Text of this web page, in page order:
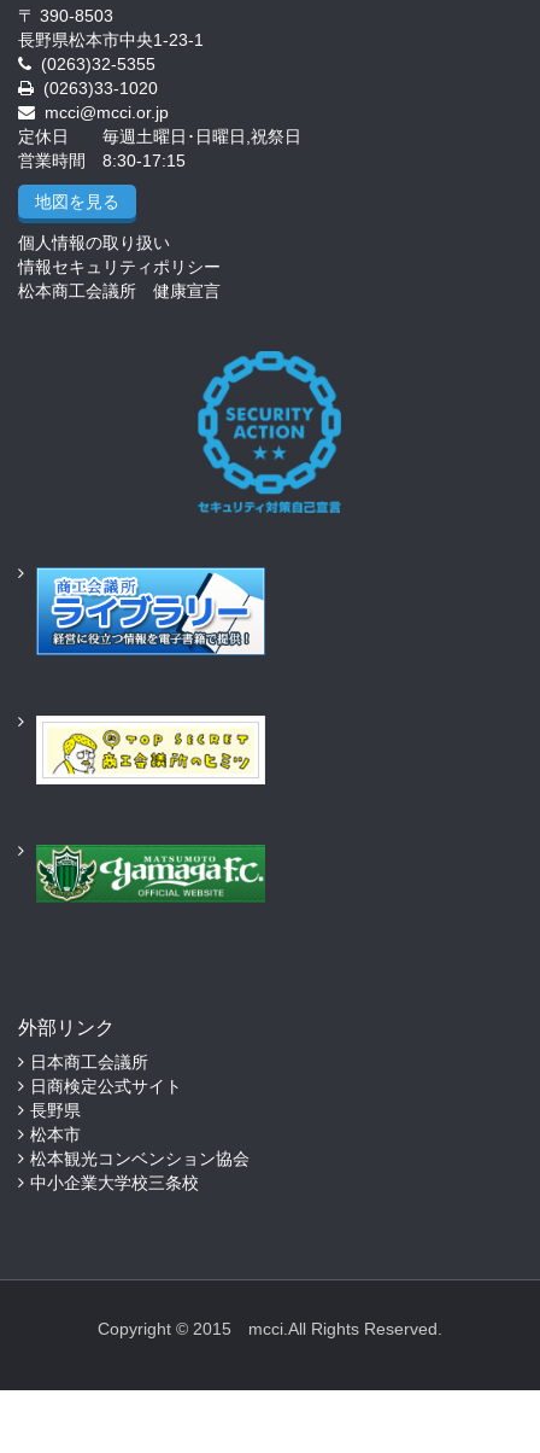
〒 390-8503
長野県松本市中央1-23-1
(0263)32-5355
(0263)33-1020
mcci@mcci.or.jp
定休日 毎週土曜日･日曜日,祝祭日
営業時間 8:30-17:15
地図を見る
個人情報の取り扱い
情報セキュリティポリシー
松本商工会議所 健康宣言
外部リンク
日本商工会議所
日商検定公式サイト
長野県
松本市
松本観光コンベンション協会
中小企業大学校三条校
Copyright © 2015 mcci.All Rights Reserved.